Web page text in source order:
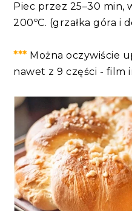
Piec przez 25–30 min,
200ºC. (grzałka góra i
*** Można oczywiście
nawet z 9 części - film